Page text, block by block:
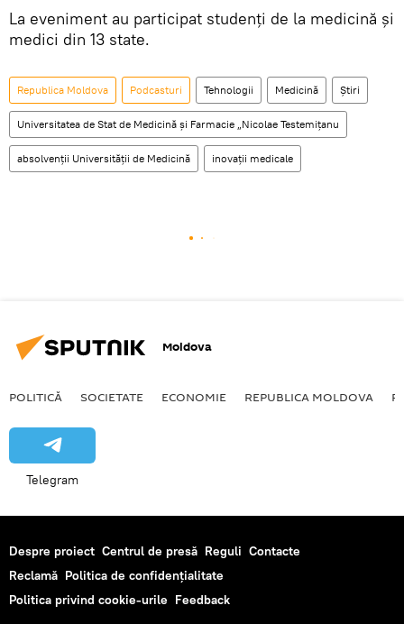
La eveniment au participat studenți de la medicină și
medici din 13 state.
Republica Moldova Podcasturi Tehnologii Medicină Știri
Universitatea de Stat de Medicină și Farmacie „Nicolae Testemițanu
absolvenții Universității de Medicină inovații medicale
Moldova
POLITICĂ SOCIETATE ECONOMIE REPUBLICA MOLDOVA
Telegram
Despre proiect Centrul de presă Reguli Contacte
Reclamă Politica de confidențialitate
Politica privind cookie-urile Feedback